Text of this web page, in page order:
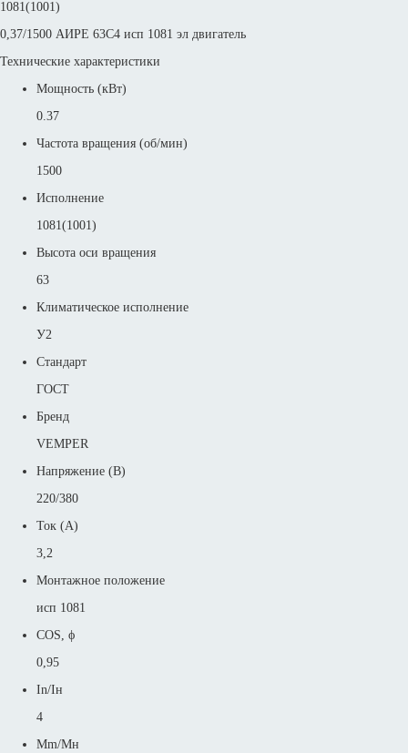
1081(1001)
0,37/1500 АИРЕ 63C4 исп 1081 эл двигатель
Технические характеристики
Мощность (кВт)
0.37
Частота вращения (об/мин)
1500
Исполнение
1081(1001)
Высота оси вращения
63
Климатическое исполнение
У2
Стандарт
ГОСТ
Бренд
VEMPER
Напряжение (В)
220/380
Ток (А)
3,2
Монтажное положение
исп 1081
COS, ϕ
0,95
In/Iн
4
Mm/Mн